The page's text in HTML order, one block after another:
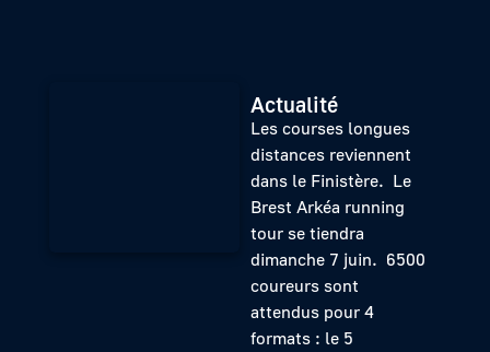
Actualité
Les courses longues
distances reviennent
dans le Finistère. Le
Brest Arkéa running
tour se tiendra
dimanche 7 juin. 6500
coureurs sont
attendus pour 4
formats : le 5